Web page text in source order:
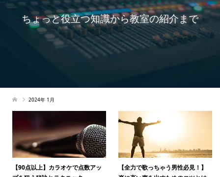
ちょっと役立つ知識から教室の紹介まで
2024年 1月
【90点以上】カラオケで点数アッ
【全力で歌っちゃう男性必見！】